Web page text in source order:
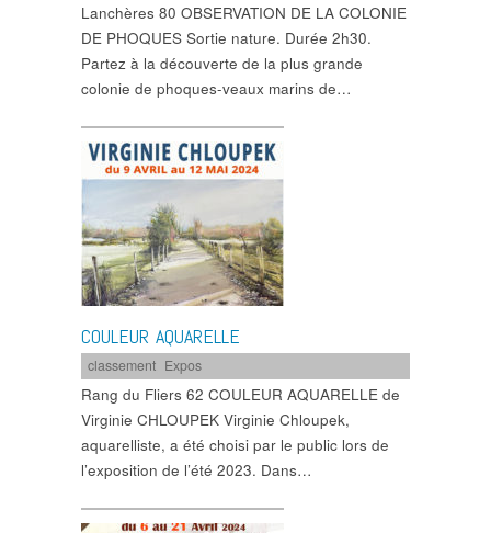
Lanchères 80 OBSERVATION DE LA COLONIE
DE PHOQUES Sortie nature. Durée 2h30.
Partez à la découverte de la plus grande
colonie de phoques-veaux marins de…
COULEUR AQUARELLE
classement Expos
Rang du Fliers 62 COULEUR AQUARELLE de
Virginie CHLOUPEK Virginie Chloupek,
aquarelliste, a été choisi par le public lors de
l’exposition de l’été 2023. Dans…